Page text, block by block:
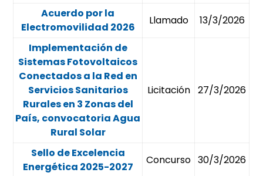
Acuerdo por la
Electromovilidad 2026
Llamado 13/3/2026
Implementación de
Sistemas Fotovoltaicos
Conectados a la Red en
Servicios Sanitarios
Rurales en 3 Zonas del
País, convocatoria Agua
Rural Solar
Licitación 27/3/2026
Sello de Excelencia
Energética 2025-2027
Concurso 30/3/2026